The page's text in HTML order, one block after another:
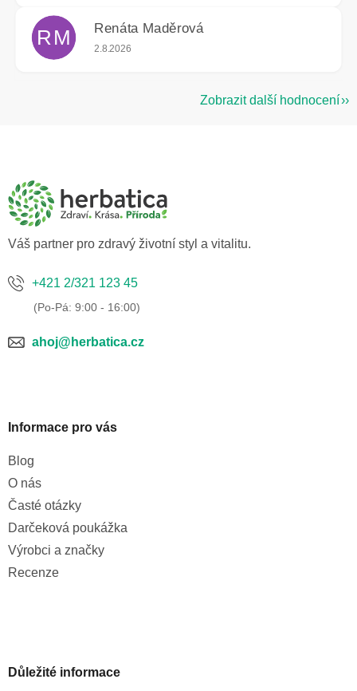
RM Renáta Maděrová
Hodnocení obchodu je 5 z 5 hvězdiček.
2.8.2026
Zobrazit další hodnocení
a
Váš partner pro zdravý životní styl a vitalitu.
+421 2/321 123 45
ahoj@herbatica.cz
Informace pro vás
Blog
O nás
Časté otázky
Darčeková poukážka
Výrobci a značky
Recenze
Důležité informace